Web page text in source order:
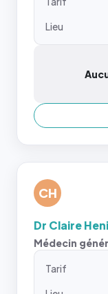
Lieu
CH
Dr Claire
Médecin
Tarif